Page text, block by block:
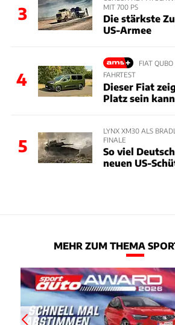
3
MIT 700 PS
Die stärkste
US-Armee
4
FIAT
FAHRTEST
Dieser Fiat
Platz sein kann
5
LYNX XM30 ALS
FINALE
So viel
neuen US-
MEHR ZUM THEMA